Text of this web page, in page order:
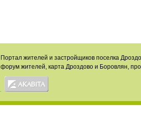
Портал жителей и застройщиков поселка
форум жителей, карта Дроздово и Боровлян,